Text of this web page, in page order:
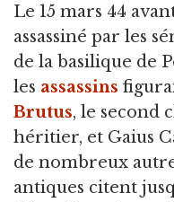
Le 15 mars 44
assassiné par les
de la basilique de
les assassins
Brutus, le second
héritier, et Gaius
de nombreux
antiques citent